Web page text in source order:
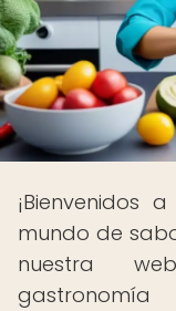
¡Bienvenidos a
mundo de
nuestra
gastronomía